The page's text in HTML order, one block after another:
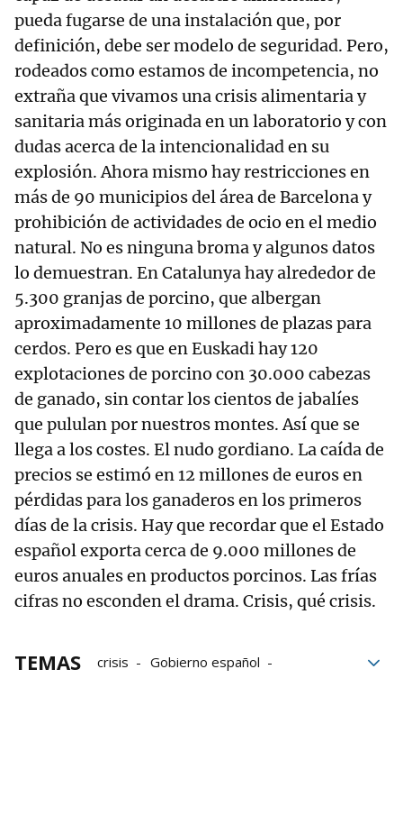
pueda fugarse de una instalación que, por
definición, debe ser modelo de seguridad. Pero,
rodeados como estamos de incompetencia, no
extraña que vivamos una crisis alimentaria y
sanitaria más originada en un laboratorio y con
dudas acerca de la intencionalidad en su
explosión. Ahora mismo hay restricciones en
más de 90 municipios del área de Barcelona y
prohibición de actividades de ocio en el medio
natural. No es ninguna broma y algunos datos
lo demuestran. En Catalunya hay alrededor de
5.300 granjas de porcino, que albergan
aproximadamente 10 millones de plazas para
cerdos. Pero es que en Euskadi hay 120
explotaciones de porcino con 30.000 cabezas
de ganado, sin contar los cientos de jabalíes
que pululan por nuestros montes. Así que se
llega a los costes. El nudo gordiano. La caída de
precios se estimó en 12 millones de euros en
pérdidas para los ganaderos en los primeros
días de la crisis. Hay que recordar que el Estado
español exporta cerca de 9.000 millones de
euros anuales en productos porcinos. Las frías
cifras no esconden el drama. Crisis, qué crisis.
TEMAS crisis
Gobierno español